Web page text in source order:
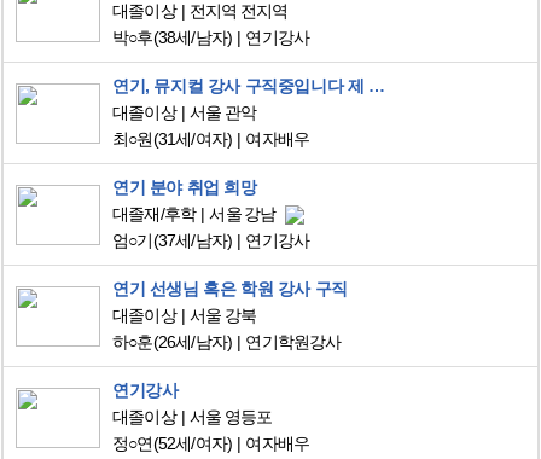
대졸이상
전지역 전지역
박○후(38세/남자) 연기강사
연기, 뮤지컬 강사 구직중입니다 제 노하우를 전수하고 싶습니다
대졸이상
서울 관악
최○원(31세/여자) 여자배우
연기 분야 취업 희망
대졸재/후학
서울 강남
엄○기(37세/남자) 연기강사
연기 선생님 혹은 학원 강사 구직
대졸이상
서울 강북
하○훈(26세/남자) 연기학원강사
연기강사
대졸이상
서울 영등포
정○연(52세/여자) 여자배우